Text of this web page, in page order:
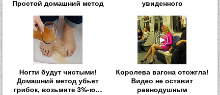
Простой домашний метод
увиденного
Ногти будут чистыми!
Домашний метод убьет
грибок, возьмите 3%-ю…
Королева вагона отожгла!
Видео не оставит
равнодушным